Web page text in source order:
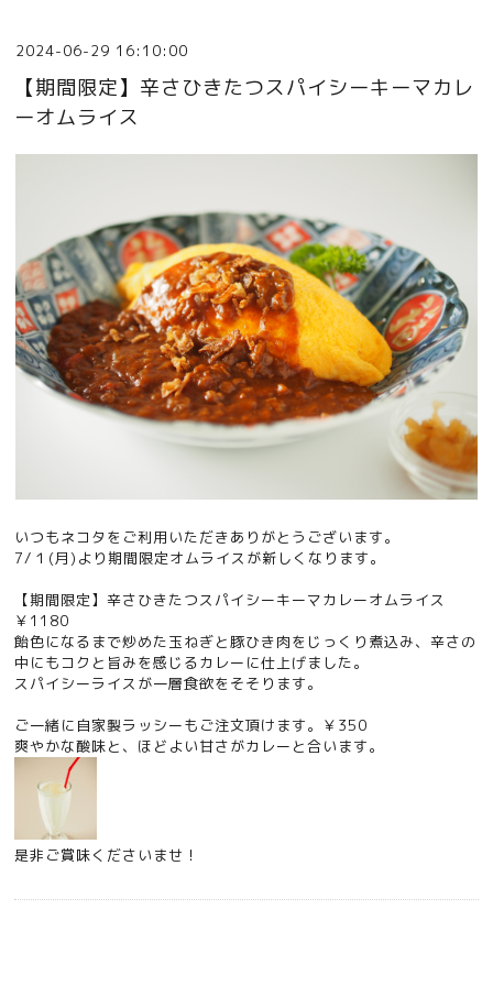
2024-06-29 16:10:00
【期間限定】辛さひきたつスパイシーキーマカレ
ーオムライス
いつもネコタをご利用いただきありがとうございます。
7/１(月)より期間限定オムライスが新しくなります。
【期間限定】辛さひきたつスパイシーキーマカレーオムライス
￥1180
飴色になるまで炒めた玉ねぎと豚ひき肉をじっくり煮込み、辛さの
中にもコクと旨みを感じるカレーに仕上げました。
スパイシーライスが一層食欲をそそります。
ご一緒に自家製ラッシーもご注文頂けます。￥350
爽やかな酸味と、ほどよい甘さがカレーと合います。
是非ご賞味くださいませ！